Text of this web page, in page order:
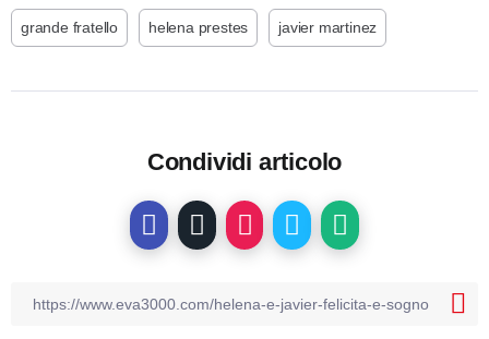
grande fratello helena prestes javier martinez
Condividi articolo